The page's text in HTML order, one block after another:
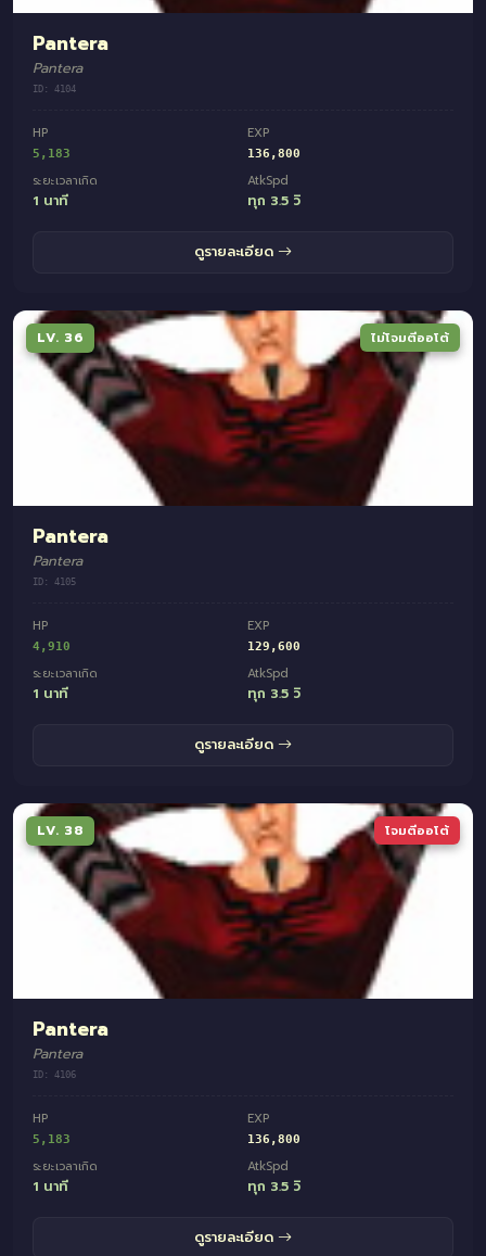
Pantera
Pantera
ID: 4104
HP
5,183
EXP
136,800
ระยะเวลาเกิด
1 นาที
AtkSpd
ทุก 3.5 วิ
ดูรายละเอียด
LV. 36 ไม่โจมตีออโต้
Pantera
Pantera
ID: 4105
HP
4,910
EXP
129,600
ระยะเวลาเกิด
1 นาที
AtkSpd
ทุก 3.5 วิ
ดูรายละเอียด
LV. 38 โจมตีออโต้
Pantera
Pantera
ID: 4106
HP
5,183
EXP
136,800
ระยะเวลาเกิด
1 นาที
AtkSpd
ทุก 3.5 วิ
ดูรายละเอียด